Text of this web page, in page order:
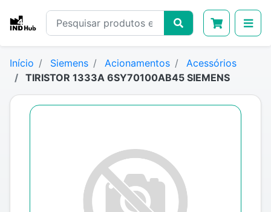
Início Siemens Acionamentos
Acessórios
TIRISTOR 1333A 6SY70100AB45 SIEMENS